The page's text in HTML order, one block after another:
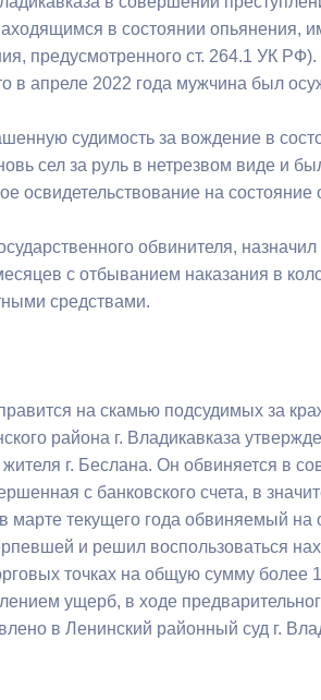
Кадровая политика
Контактная
учете в качестве
улучшении
Порядок
действий органов
Выборы 2026
в состоянии опьянения,
предусмотренного ст. 264.1 УК РФ).
в апреле 2022 года мужчина был
судимость за вождение в
сел за руль в нетрезвом виде и
освидетельствование на
обвинителя,
с отбыванием наказания в
средствами.
на скамью подсудимых за
района г. Владикавказа
г. Беслана. Он обвиняется в
с банковского счета, в
марте текущего года обвиняемый
и решил воспользоваться
точках на общую сумму
ущерб, в ходе
в Ленинский районный суд г.